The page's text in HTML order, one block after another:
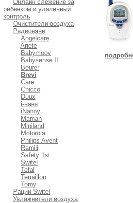
Онлайн слежение за
ребёнком и удалённый
контроль
Очистители воздуха
Радионяни
Angelcare
Ariete
Babymoov
Babysense II
Beurer
Brevi
Care
Chicco
Duux
i-няня
iNanny
Maman
Miniland
Motorola
Philips Avent
Ramili
Safety 1st
Switel
Tefal
Terraillon
Tomy
Рации Switel
Увлажнители воздуха